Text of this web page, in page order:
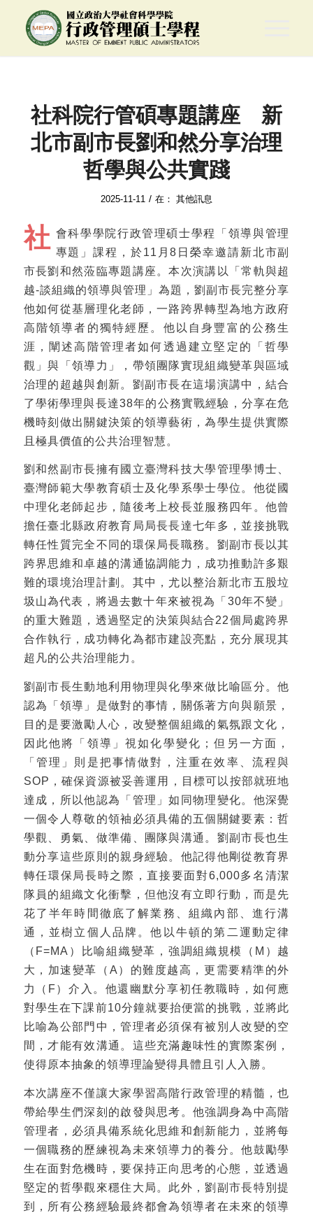
社科院行管碩專題講座 新
北市副市長劉和然分享治理
哲學與公共實踐
2025-11-11 / 在： 其他訊息
社 會科學學院行政管理碩士學程「領導與管理
專題」課程，於11月8日榮幸邀請新北市副
市長劉和然蒞臨專題講座。本次演講以「常軌與超
越-談組織的領導與管理」為題，劉副市長完整分享
他如何從基層理化老師，一路跨界轉型為地方政府
高階領導者的獨特經歷。他以自身豐富的公務生
涯，闡述高階管理者如何透過建立堅定的「哲學
觀」與「領導力」，帶領團隊實現組織變革與區域
治理的超越與創新。劉副市長在這場演講中，結合
了學術學理與長達38年的公務實戰經驗，分享在危
機時刻做出關鍵決策的領導藝術，為學生提供實際
且極具價值的公共治理智慧。
劉和然副市長擁有國立臺灣科技大學管理學博士、
臺灣師範大學教育碩士及化學系學士學位。他從國
中理化老師起步，隨後考上校長並服務四年。他曾
擔任臺北縣政府教育局局長長達七年多，並接挑戰
轉任性質完全不同的環保局長職務。劉副市長以其
跨界思維和卓越的溝通協調能力，成功推動許多艱
難的環境治理計劃。其中，尤以整治新北市五股垃
圾山為代表，將過去數十年來被視為「30年不變」
的重大難題，透過堅定的決策與結合22個局處跨界
合作執行，成功轉化為都市建設亮點，充分展現其
超凡的公共治理能力。
劉副市長生動地利用物理與化學來做比喻區分。他
認為「領導」是做對的事情，關係著方向與願景，
目的是要激勵人心，改變整個組織的氣氛跟文化，
因此他將「領導」視如化學變化；但另一方面，
「管理」則是把事情做對，注重在效率、流程與
SOP，確保資源被妥善運用，目標可以按部就班地
達成，所以他認為「管理」如同物理變化。他深覺
一個令人尊敬的領袖必須具備的五個關鍵要素：哲
學觀、勇氣、做準備、團隊與溝通。劉副市長也生
動分享這些原則的親身經驗。他記得他剛從教育界
轉任環保局長時之際，直接要面對6,000多名清潔
隊員的組織文化衝擊，但他沒有立即行動，而是先
花了半年時間徹底了解業務、組織內部、進行溝
通，並樹立個人品牌。他以牛頓的第二運動定律
（F=MA）比喻組織變革，強調組織規模（M）越
大，加速變革（A）的難度越高，更需要精準的外
力（F）介入。他還幽默分享初任教職時，如何應
對學生在下課前10分鐘就要抬便當的挑戰，並將此
比喻為公部門中，管理者必須保有被別人改變的空
間，才能有效溝通。這些充滿趣味性的實際案例，
使得原本抽象的領導理論變得具體且引人入勝。
本次講座不僅讓大家學習高階行政管理的精髓，也
帶給學生們深刻的啟發與思考。他強調身為中高階
管理者，必須具備系統化思維和創新能力，並將每
一個職務的歷練視為未來領導力的養分。他鼓勵學
生在面對危機時，要保持正向思考的心態，並透過
堅定的哲學觀來穩住大局。此外，劉副市長特別提
到，所有公務經驗最終都會為領導者在未來的領導